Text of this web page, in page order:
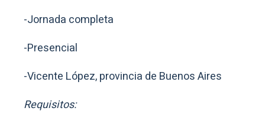
-Jornada completa
-Presencial
-Vicente López, provincia de Buenos Aires
Requisitos: